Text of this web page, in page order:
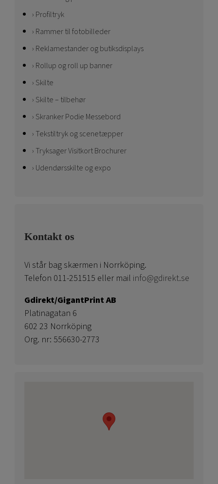
Profiltryk
Rammer til fotobilleder
Reklamestander og butiksdisplays
Rollup og roll up banner
Skilte
Skilte – tilbehør
Skranker Podie Messebord
Tekstiltryk og scenetæpper
Tryksager Visitkort Brochurer
Udendørsskilte og expo
Kontakt os
Vi står bag skærmen i Norrköping.
Telefon 011-251515 eller mail info@gdirekt.se
Gdirekt/GigantPrint AB
Platinagatan 6
602 23 Norrköping
Org. nr: 556630-2773